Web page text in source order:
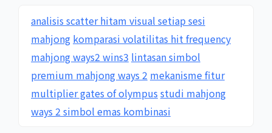
analisis scatter hitam visual setiap sesi
mahjong komparasi volatilitas hit frequency
mahjong ways2 wins3 lintasan simbol
premium mahjong ways 2 mekanisme fitur
multiplier gates of olympus studi mahjong
ways 2 simbol emas kombinasi